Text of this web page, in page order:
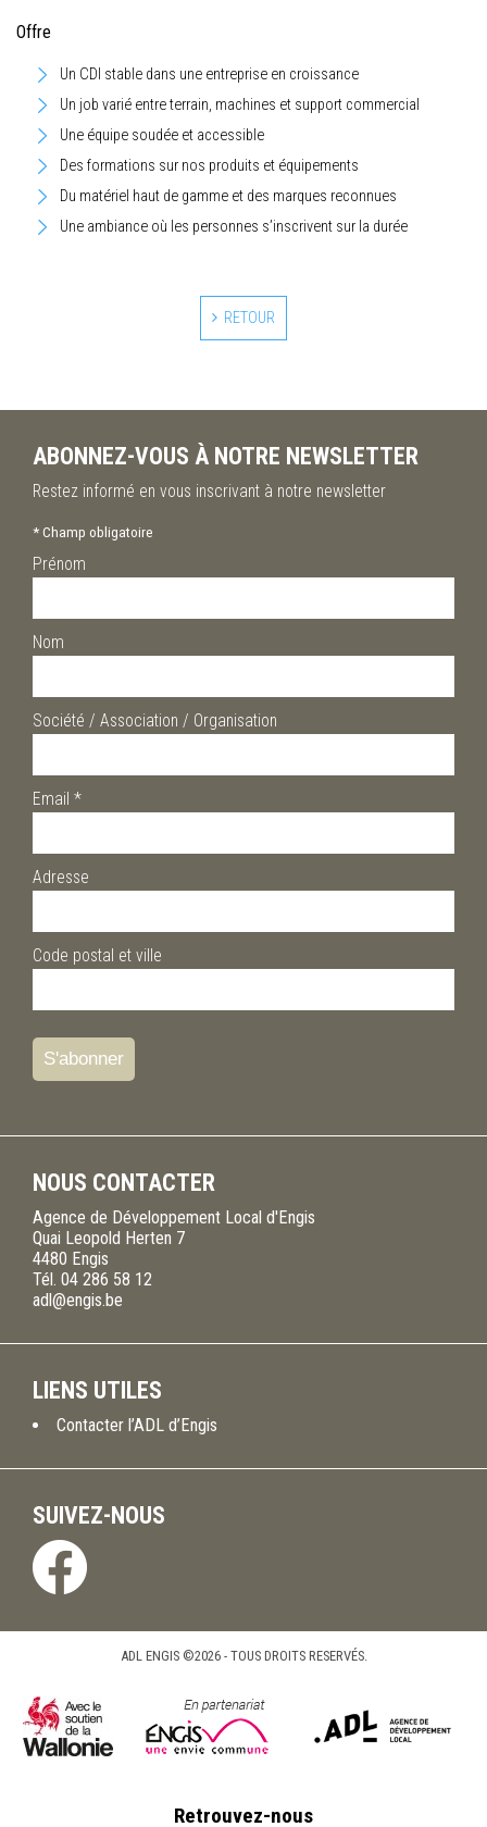
Offre
Un CDI stable dans une entreprise en croissance
Un job varié entre terrain, machines et support commercial
Une équipe soudée et accessible
Des formations sur nos produits et équipements
Du matériel haut de gamme et des marques reconnues
Une ambiance où les personnes s’inscrivent sur la durée
RETOUR
ABONNEZ-VOUS À NOTRE NEWSLETTER
Restez informé en vous inscrivant à notre newsletter
*Champ obligatoire
Prénom
Nom
Société / Association / Organisation
Email *
Adresse
Code postal et ville
NOUS CONTACTER
Agence de Développement Local d'Engis
Quai Leopold Herten 7
4480 Engis
Tél. 04 286 58 12
adl@engis.be
LIENS UTILES
Contacter l’ADL d’Engis
SUIVEZ-NOUS
ADL ENGIS ©2026 - TOUS DROITS RESERVÉS.
Retrouvez-nous